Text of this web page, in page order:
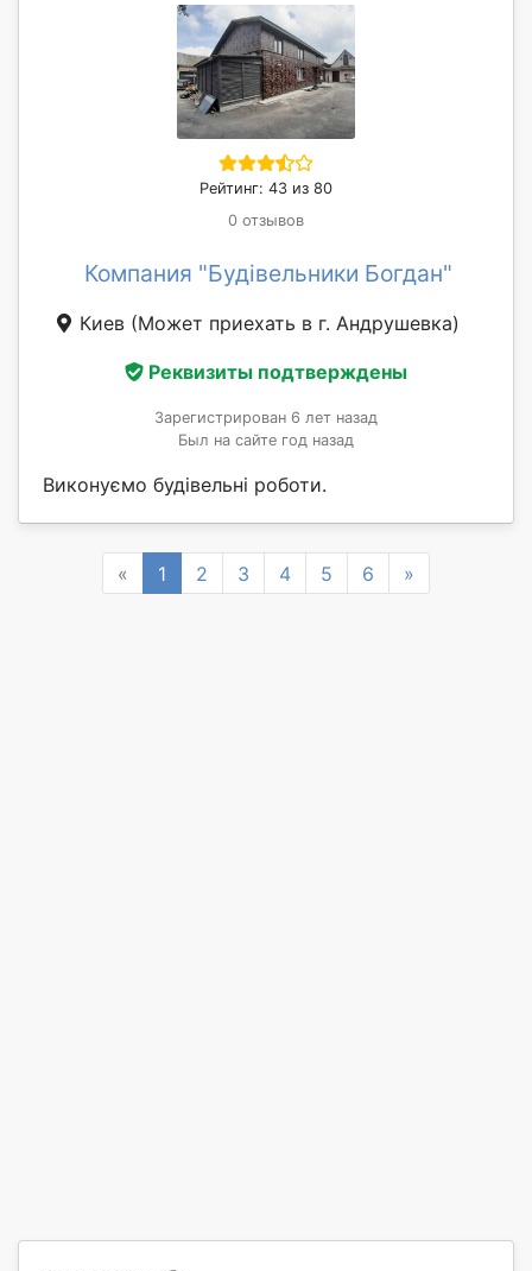
Рейтинг: 43 из 80
0 отзывов
Компания "Будівельники Богдан"
Киев (Может приехать в г. Андрушевка)
Реквизиты подтверждены
Зарегистрирован 6 лет назад
Был на сайте год назад
Виконуємо будівельні роботи.
« Previous
1 2 3 4 5 6 »